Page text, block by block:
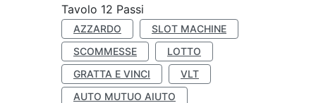
Tavolo 12 Passi
AZZARDO
SLOT MACHINE
SCOMMESSE
LOTTO
GRATTA E VINCI
VLT
AUTO MUTUO AIUTO